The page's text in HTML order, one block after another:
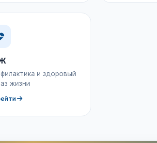
и здоровый
жизни